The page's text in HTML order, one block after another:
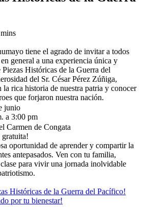
tiene el agrado de invitar a todos
general a una experiencia única y
Históricas de la Guerra del
del Sr. César Pérez Zúñiga,
la rica historia de nuestra patria y conocer
que forjaron nuestra nación.
junio
a 3:00 pm
Carmen de Congata
gratuita!
oportunidad de aprender y compartir la
antepasados. Ven con tu familia,
para vivir una jornada inolvidable
Históricas de la Guerra del Pacífico!
por tu bienestar!